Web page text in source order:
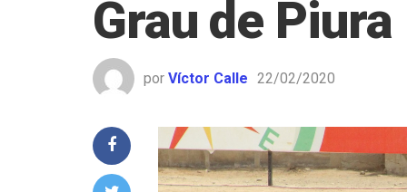
Grau de Piura
por Víctor Calle 22/02/2020